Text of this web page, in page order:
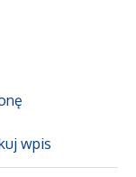
wpis